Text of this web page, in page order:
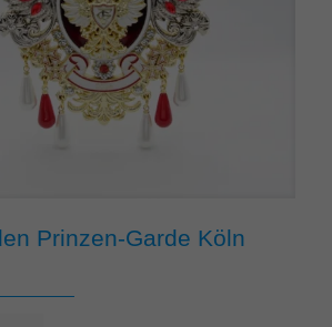
Prinzen-Garde Köln